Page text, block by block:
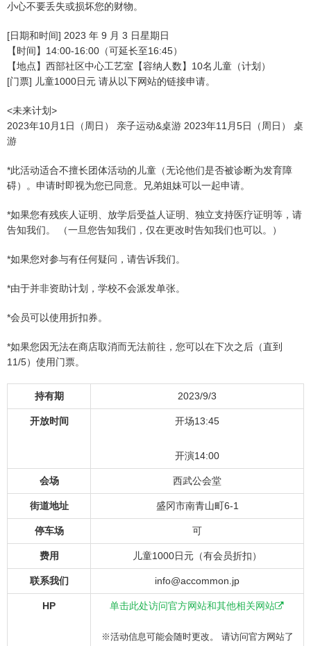
小心不要丢失或损坏您的财物。
[日期和时间] 2023 年 9 月 3 日星期日
【时间】14:00-16:00（可延长至16:45）
【地点】西部社区中心工艺室【容纳人数】10名儿童（计划）
[门票] 儿童1000日元 请从以下网站的链接申请。
<未来计划>
2023年10月1日（周日） 亲子运动&桌游 2023年11月5日（周日） 桌
游
*此活动适合不擅长团体活动的儿童（无论他们是否被诊断为发育障
碍）。申请时即视为您已同意。兄弟姐妹可以一起申请。
*如果您有残疾人证明、放学后受益人证明、独立支持医疗证明等，请
告知我们。 （一旦您告知我们，仅在更改时告知我们也可以。）
*如果您对参与有任何疑问，请告诉我们。
*由于并非资助计划，学校不会派发单张。
*会员可以使用折扣券。
*如果您因无法在商店取消而无法前往，您可以在下次之后（直到
11/5）使用门票。
持有期 2023/9/3
开放时间 开场13:45
开演14:00
会场 西武公会堂
街道地址 盛冈市南青山町6-1
停车场 可
费用 儿童1000日元（有会员折扣）
联系我们 info@accommon.jp
HP 单击此处访问官方网站和其他相关网站
※活动信息可能会随时更改。 请访问官方网站了